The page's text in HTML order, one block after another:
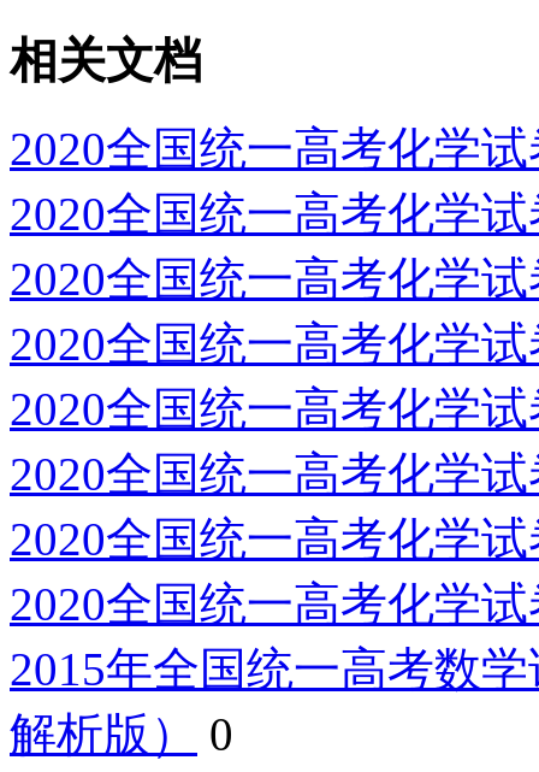
相关文档
2020全国统一高考化学
2020全国统一高考化学
2020全国统一高考化学
2020全国统一高考化学
2020全国统一高考化学
2020全国统一高考化学
2020全国统一高考化学
2020全国统一高考化学
2015年全国统一高考数
解析版）
0